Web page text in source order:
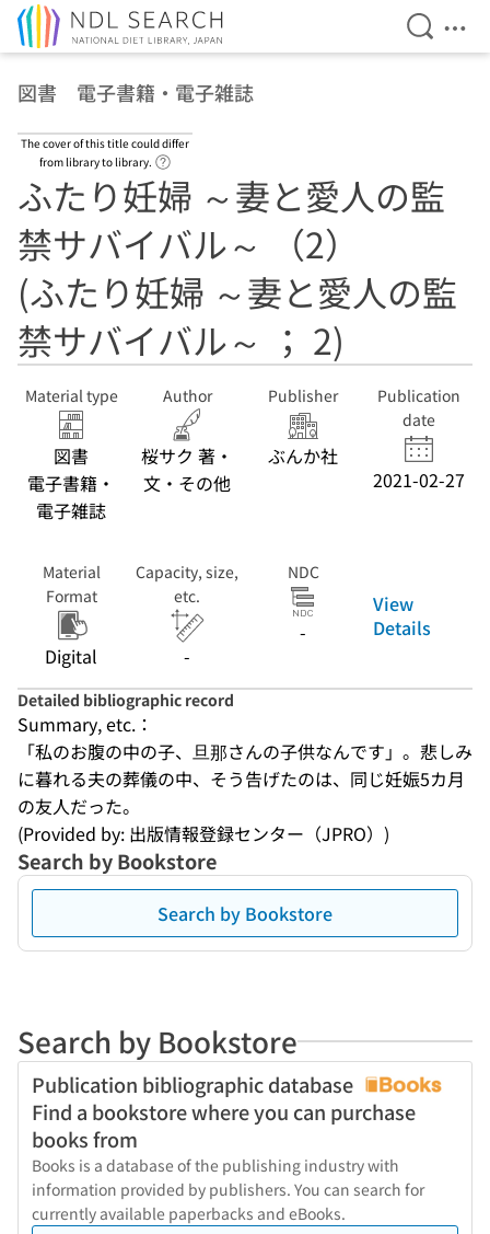
Open
図書 電子書籍・電子雑誌
The cover of this title could differ
from library to library.
ふたり妊婦 ～妻と愛人の監
禁サバイバル～ （2）
(ふたり妊婦 ～妻と愛人の監
禁サバイバル～ ； 2)
Material type
図書
電子書籍・
電子雑誌
Author
桜サク 著・
文・その他
Publisher
ぶんか社
Publication
date
2021-02-27
Material
Format
Digital
Capacity, size,
etc.
-
NDC
-
View
Details
Detailed bibliographic record
Summary, etc.：
「私のお腹の中の子、旦那さんの子供なんです」。悲しみ
に暮れる夫の葬儀の中、そう告げたのは、同じ妊娠5カ月
の友人だった。
(Provided by: 出版情報登録センター（JPRO）)
Search by Bookstore
Search by Bookstore
Search by Bookstore
Publication bibliographic database
Find a bookstore where you can purchase
books from
Books is a database of the publishing industry with
information provided by publishers. You can search for
currently available paperbacks and eBooks.